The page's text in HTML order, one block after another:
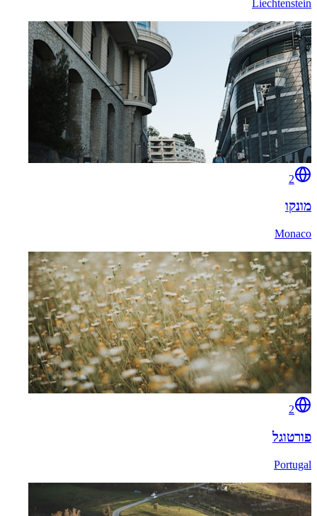
Liechtenstein
2
מונקו
Monaco
2
פורטוגל
Portugal